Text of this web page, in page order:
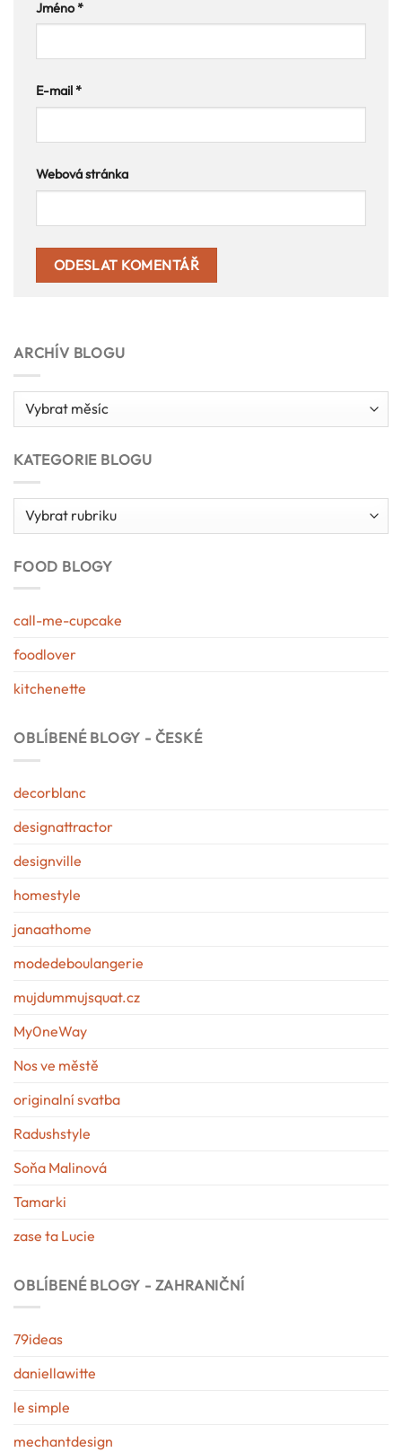
Jméno*
E-mail *
Webová stránka
ARCHÍV BLOGU
Archív
blogu
KATEGORIE BLOGU
Kategorie
blogu
FOOD BLOGY
call-me-cupcake
foodlover
kitchenette
OBLÍBENÉ BLOGY - ČESKÉ
decorblanc
designattractor
designville
homestyle
janaathome
modedeboulangerie
mujdummujsquat.cz
My0neWay
Nos ve městě
originalní svatba
Radushstyle
Soňa Malinová
Tamarki
zase ta Lucie
OBLÍBENÉ BLOGY - ZAHRANIČNÍ
79ideas
daniellawitte
le simple
mechantdesign